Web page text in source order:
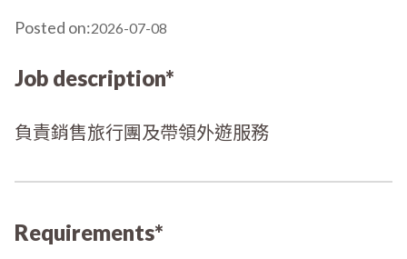
Posted on:2026-07-08
Job description*
負責銷售旅行團及帶領外遊服務
Requirements*